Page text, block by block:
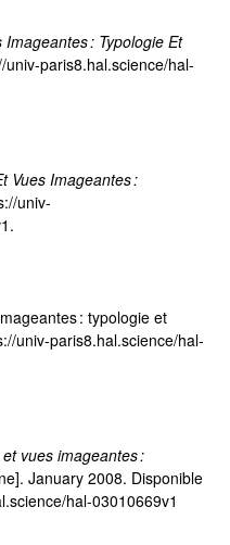
Imageantes : Typologie Et
paris8.hal.science/hal-
Vues Imageantes :
univ-
: typologie et
univ-paris8.hal.science/hal-
vues imageantes :
January 2008. Disponible
hal-03010669v1